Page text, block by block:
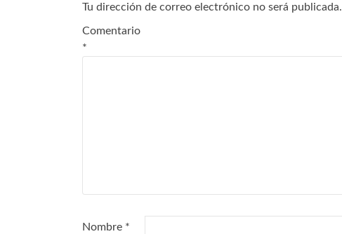
Tu dirección de correo electrónico no será publicada.
Comentario
*
Nombre *